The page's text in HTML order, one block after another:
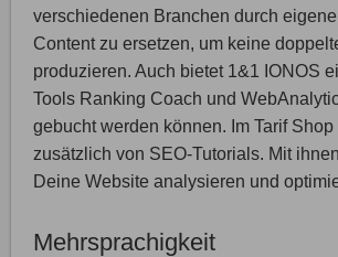
verschiedenen Branchen durch
Content zu ersetzen, um keine
produzieren. Auch bietet 1&1 IONOS
Tools Ranking Coach und
gebucht werden können. Im Tarif
zusätzlich von SEO-Tutorials. Mit
Deine Website analysieren und
Mehrsprachigkeit